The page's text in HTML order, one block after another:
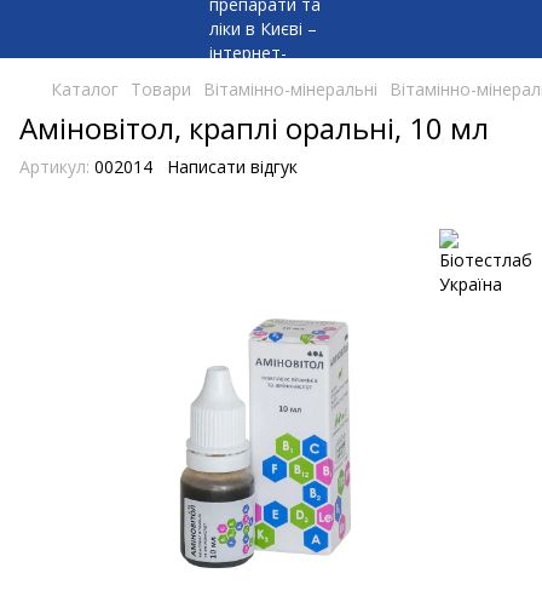
Каталог Товари Вітамінно-мінеральні Вітамінно-
Аміновітол, краплі оральні, 10 мл
Артикул: 002014 Написати відгук